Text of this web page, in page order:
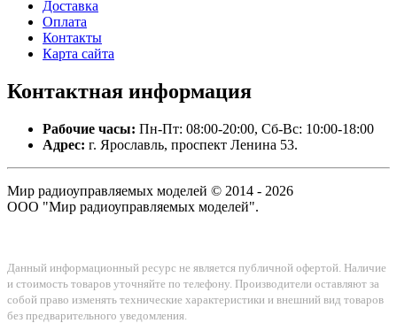
Доставка
Оплата
Контакты
Карта сайта
Контактная информация
Рабочие часы: Пн-Пт: 08:00-20:00, Сб-Вс: 10:00-18:00
Адрес: г. Ярославль, проспект Ленина 53.
Мир радиоуправляемых моделей © 2014 - 2026
ООО "Мир радиоуправляемых моделей".
Данный информационный ресурс не является публичной офертой. Наличие
и стоимость товаров уточняйте по телефону. Производители оставляют за
собой право изменять технические характеристики и внешний вид товаров
без предварительного уведомления.